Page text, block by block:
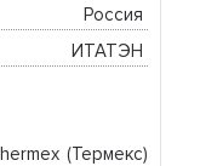
(Термекс)
Россия
ИТАТЭН